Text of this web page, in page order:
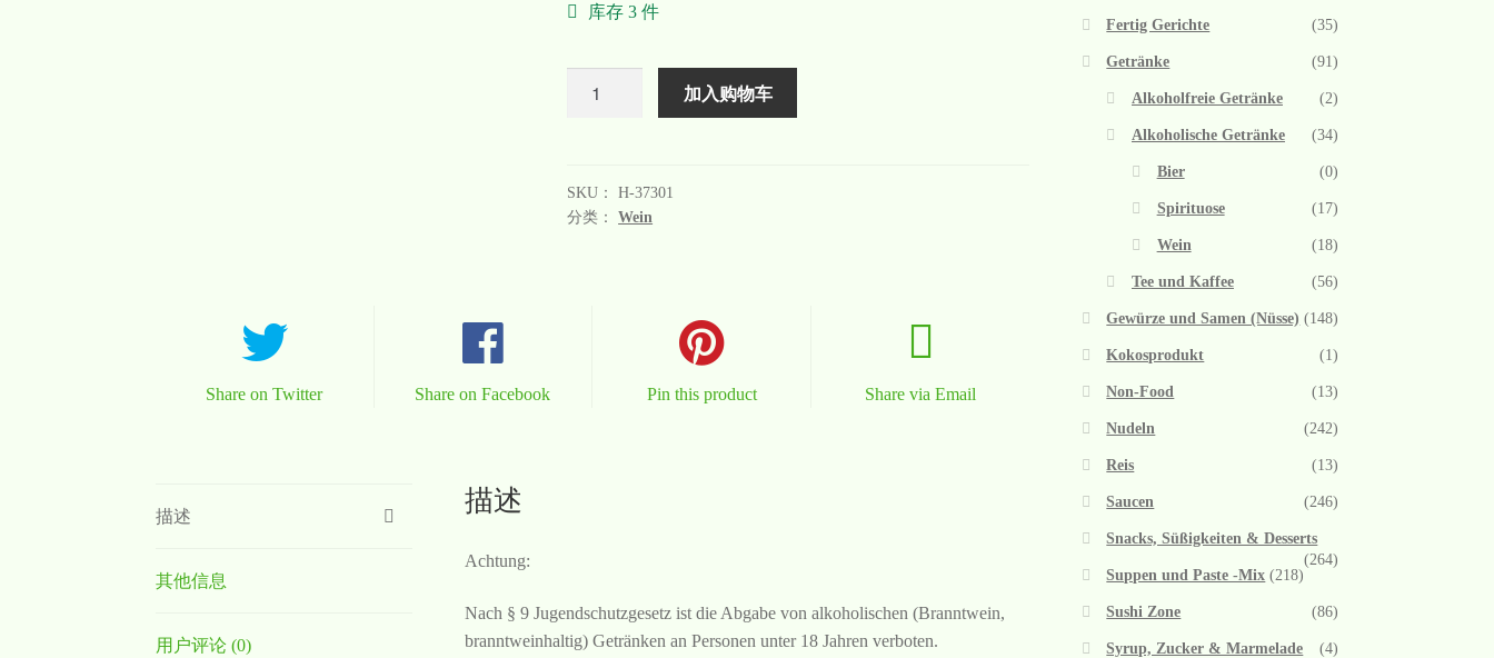
库存 3 件
加入购物车
SKU：H-37301
分类：Wein
Share on Twitter Share on Facebook Pin this product Share via Email
描述
其他信息
用户评论 (0)
描述
Achtung:
Nach § 9 Jugendschutzgesetz ist die Abgabe von alkoholischen (Branntwein,
branntweinhaltig) Getränken an Personen unter 18 Jahren verboten.
Fertig Gerichte (35)
Getränke (91)
Alkoholfreie Getränke (2)
Alkoholische Getränke (34)
Bier (0)
Spirituose (17)
Wein (18)
Tee und Kaffee (56)
Gewürze und Samen (Nüsse) (148)
Kokosprodukt (1)
Non-Food (13)
Nudeln (242)
Reis (13)
Saucen (246)
Snacks, Süßigkeiten & Desserts
(264)
Suppen und Paste -Mix (218)
Sushi Zone (86)
Syrup, Zucker & Marmelade (4)